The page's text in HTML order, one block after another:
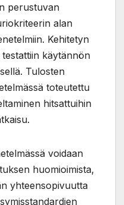
perustuvan
alan
Kehitetyn
käytännön
Tulosten
toteutettu
hitsattuihin
voidaan
huomioimista,
yhteensopivuutta